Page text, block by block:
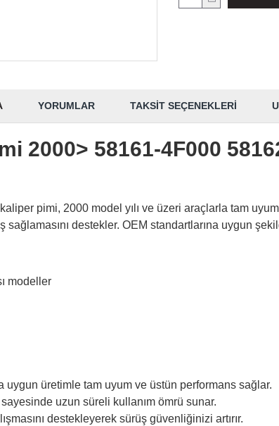
YORUMLAR TAKSIT SEÇENEKLERI
2000> 58161-4F000
pimi, 2000 model yılı ve üzeri araçlarla tam
destekler. OEM standartlarına uygun
modeller
uygun üretimle tam uyum ve üstün performans sağlar.
uzun süreli kullanım ömrü sunar.
destekleyerek sürüş güvenliğinizi artırır.